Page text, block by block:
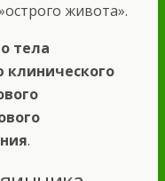
живота».
тела
клинического
.